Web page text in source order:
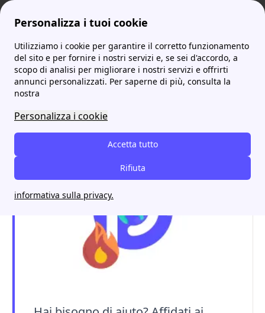
Personalizza i tuoi cookie
Utilizziamo i cookie per garantire il corretto funzionamento
del sito e per fornire i nostri servizi e, se sei d'accordo, a
scopo di analisi per migliorare i nostri servizi e offrirti
annunci personalizzati. Per saperne di più, consulta la
nostra
Personalizza i cookie
Accetta tutto
Rifiuta
informativa sulla privacy.
ProntoBolletta More Audax Energia Il Numero Verde Audax Energia: Assistenza, Area Clienti e Recensioni
Il Numero Verde Audax
Energia: Assistenza, Area
Clienti e Recensioni